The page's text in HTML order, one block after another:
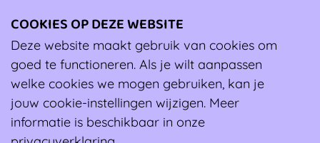
Wiki Berichten over Sportclub
COOKIES OP DEZE WEBSITE
Deze website maakt gebruik van cookies om
goed te functioneren. Als je wilt aanpassen
welke cookies we mogen gebruiken, kan je
jouw cookie-instellingen wijzigen. Meer
informatie is beschikbaar in onze